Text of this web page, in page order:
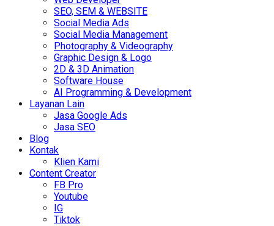
SEO, SEM & WEBSITE
Social Media Ads
Social Media Management
Photography & Videography
Graphic Design & Logo
2D & 3D Animation
Software House
AI Programming & Development
Layanan Lain
Jasa Google Ads
Jasa SEO
Blog
Kontak
Klien Kami
Content Creator
FB Pro
Youtube
IG
Tiktok